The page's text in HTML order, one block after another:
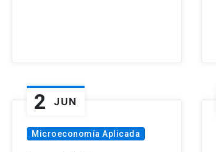
2 JUN
Microeconomía Aplicada